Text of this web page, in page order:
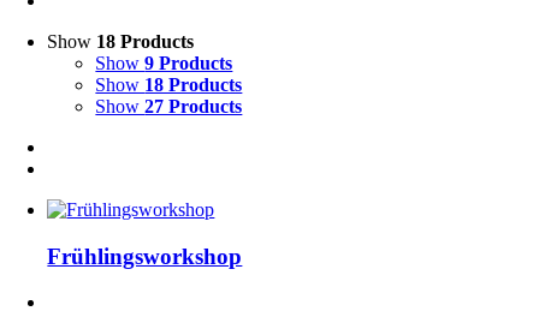
Show 18 Products
Show9 Products
Show 18 Products
Show27 Products
Frühlingsworkshop